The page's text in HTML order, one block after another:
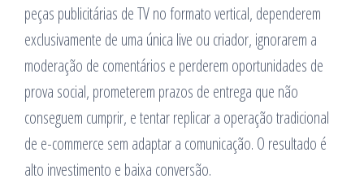
peças publicitárias de TV no formato vertical, dependerem
exclusivamente de uma única live ou criador, ignorarem a
moderação de comentários e perderem oportunidades de
prova social, prometerem prazos de entrega que não
conseguem cumprir, e tentar replicar a operação tradicional
de e-commerce sem adaptar a comunicação. O resultado é
alto investimento e baixa conversão.